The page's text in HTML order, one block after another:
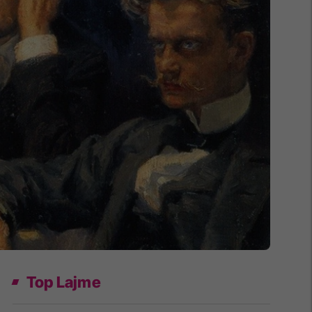
Top Lajme